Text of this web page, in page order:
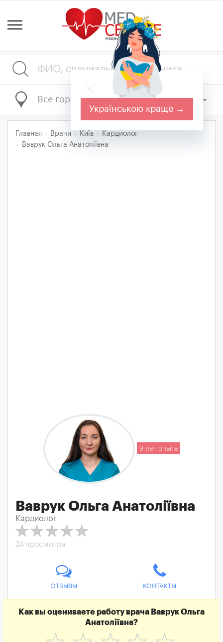
Все города
Главная Врачи Київ
Кардиолог
Ваврук Ольга Анатоліївна
9 лет опыта
Ваврук Ольга Анатоліївна
Кардиолог
24 просмотра
ОТЗЫВЫ КОНТАКТЫ
Как вы оцениваете работу врача Ваврук Ольга
Анатоліївна?
Українською краще →